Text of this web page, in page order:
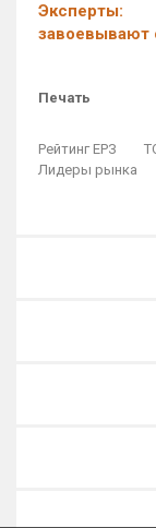
Эксперты:
завоевывают
Печать
Рейтинг ЕРЗ
Лидеры рынка